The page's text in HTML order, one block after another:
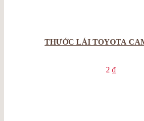
THƯỚC LÁI TOYOTA
2 ₫